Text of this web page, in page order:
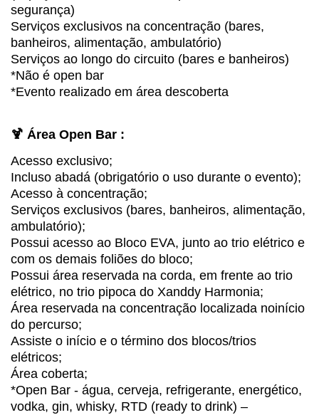
segurança)
Serviços exclusivos na concentração (bares,
banheiros, alimentação, ambulatório)
Serviços ao longo do circuito (bares e banheiros)
*Não é open bar
*Evento realizado em área descoberta
🍹 Área Open Bar :
Acesso exclusivo;
Incluso abadá (obrigatório o uso durante o evento);
Acesso à concentração;
Serviços exclusivos (bares, banheiros, alimentação,
ambulatório);
Possui acesso ao Bloco EVA, junto ao trio elétrico e
com os demais foliões do bloco;
Possui área reservada na corda, em frente ao trio
elétrico, no trio pipoca do Xanddy Harmonia;
Área reservada na concentração localizada noinício
do percurso;
Assiste o início e o término dos blocos/trios
elétricos;
Área coberta;
*Open Bar - água, cerveja, refrigerante, energético,
vodka, gin, whisky, RTD (ready to drink) –